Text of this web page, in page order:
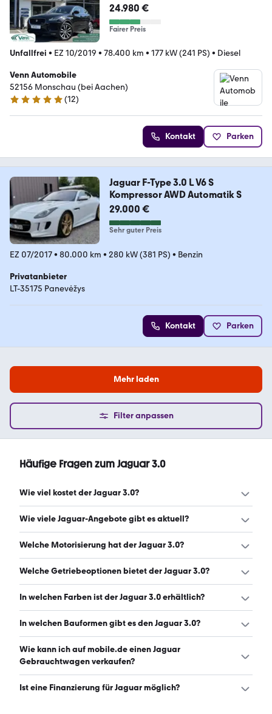
24.980 €
Fairer Preis
Unfallfrei • EZ 10/2019 • 78.400 km • 177 kW (241 PS) • Diesel
Venn Automobile
52156 Monschau (bei Aachen)
5 Sterne
(12)
Kontakt Parken
Jaguar F-Type 3.0 L V6 S
Kompressor AWD Automatik S
29.000 €
Sehr guter Preis
EZ 07/2017• 80.000 km • 280 kW (381 PS) • Benzin
Privatanbieter
LT-35175 Panevėžys
Kontakt Parken
Mehr laden
Filter anpassen
Häufige Fragen zum Jaguar 3.0
Wie viel kostet der Jaguar 3.0?
Ein guter Preis für einen Jaguar 3.0 liegt zwischen 7.000 €
Wie viele Jaguar-Angebote gibt es aktuell?
Es gibt insgesamt 445 Jaguar bei mobile.de, davon 445
Welche Motorisierung hat der Jaguar 3.0?
Der Jaguar 3.0 hat Leistungen zwischen 211 und 381 PS.
Welche Getriebeoptionen bietet der Jaguar 3.0?
Der Jaguar 3.0 ist mit automatischem, manuellem und
6.8.2026)
In welchen Farben ist der Jaguar 3.0 erhältlich?
Den Jaguar 3.0 gibt es in folgenden Farben: schwarz,
orange und gelb. Die häufigste Farbe ist schwarz. (Stand:
6.8.2026)
In welchen Bauformen gibt es den Jaguar 3.0?
Den Jaguar 3.0 gibt es in folgenden Bauformen:
Limousine, SUV, Sportwagen/Coupé und Cabrio. (Stand:
Wie kann ich auf mobile.de einen Jaguar
Gebrauchtwagen verkaufen?
Alle Informationen zum Verkauf an mobile.de-
Ist eine Finanzierung für Jaguar möglich?